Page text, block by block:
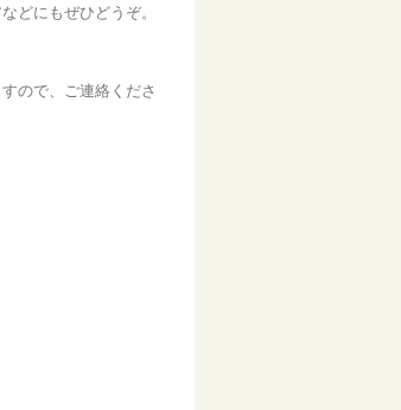
どにもぜひどうぞ。
ので、ご連絡くださ